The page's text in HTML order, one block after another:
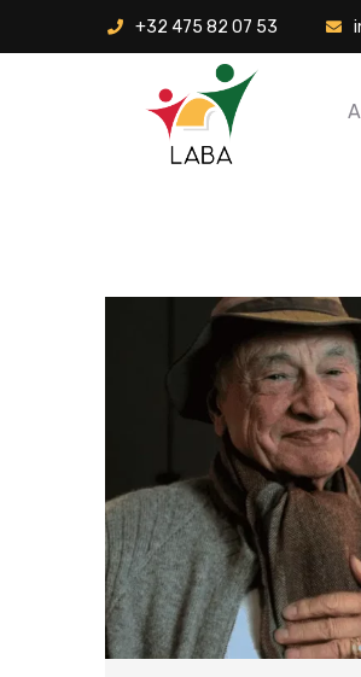
+32 475 82 07 53